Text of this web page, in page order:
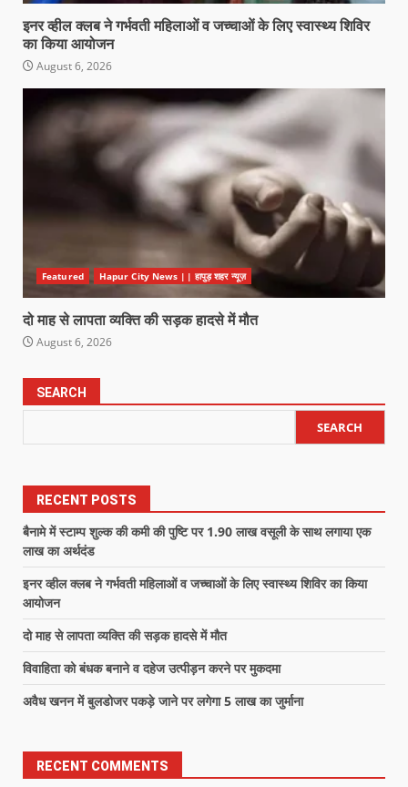
इनर व्हील क्लब ने गर्भवती महिलाओं व जच्चाओं के लिए स्वास्थ्य शिविर
का किया आयोजन
August 6, 2026
Featured Hapur City News || हापुड़ शहर न्यूज़
दो माह से लापता व्यक्ति की सड़क हादसे में मौत
August 6, 2026
SEARCH
SEARCH
RECENT POSTS
बैनामे में स्टाम्प शुल्क की कमी की पुष्टि पर 1.90 लाख वसूली के साथ लगाया एक
लाख का अर्थदंड
इनर व्हील क्लब ने गर्भवती महिलाओं व जच्चाओं के लिए स्वास्थ्य शिविर का किया
आयोजन
दो माह से लापता व्यक्ति की सड़क हादसे में मौत
विवाहिता को बंधक बनाने व दहेज उत्पीड़न करने पर मुकदमा
अवैध खनन में बुलडोजर पकड़े जाने पर लगेगा 5 लाख का जुर्माना
RECENT COMMENTS